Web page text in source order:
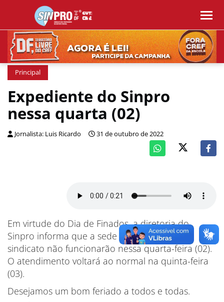
Principal
Expediente do Sinpro
nessa quarta (02)
Jornalista: Luis Ricardo 31 de outubro de 2022
Em virtude do Dia de Finados, a diretoria do
Sinpro informa que a sede e subsedes do
sindicato não funcionarão nessa quarta-feira (02).
O atendimento voltará ao normal na quinta-feira
(03).
Desejamos um bom feriado a todos e todas.